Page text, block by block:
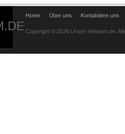
Home Über uns Kontaktiere uns
Copyright © 2026 Unser-Vietnam.de.